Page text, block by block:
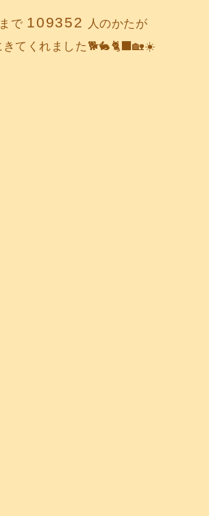
で 109352
人のかたが
きてくれました🐕️🐇🐈‍⬛🏡☀️